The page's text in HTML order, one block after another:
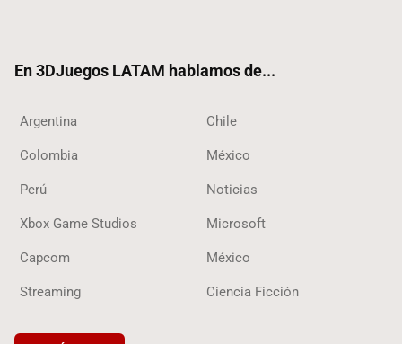
En 3DJuegos LATAM hablamos de...
Argentina Chile
Colombia México
Perú Noticias
Xbox Game Studios Microsoft
Capcom México
Streaming Ciencia Ficción